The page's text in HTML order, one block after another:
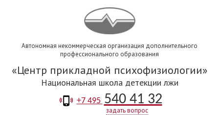
+7 495 540 41 32
задать вопрос
Автономная некоммерческая организация дополнительного
профессионального образования
Центр прикладной психофизиологии
Национальная школа детекции лжи